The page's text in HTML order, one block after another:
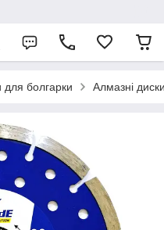
для болгарки Алмазні